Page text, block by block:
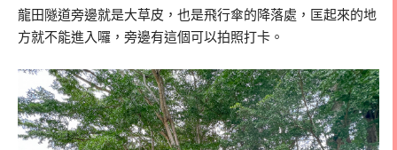
龍田隧道旁邊就是大草皮，也是飛行傘的降落處，匡起來的地
方就不能進入囉，旁邊有這個可以拍照打卡。